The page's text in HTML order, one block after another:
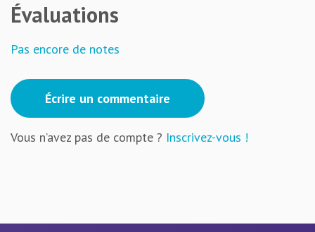
Évaluations
Pas encore de notes
Écrire un commentaire
Vous n’avez pas de compte ? Inscrivez-vous !